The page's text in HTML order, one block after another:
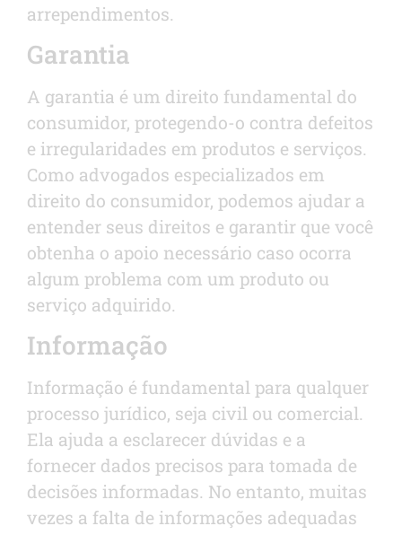
arrependimentos.
Garantia
A garantia é um direito fundamental do
consumidor, protegendo-o contra defeitos
e irregularidades em produtos e serviços.
Como advogados especializados em
direito do consumidor, podemos ajudar a
entender seus direitos e garantir que você
obtenha o apoio necessário caso ocorra
algum problema com um produto ou
serviço adquirido.
Informação
Informação é fundamental para qualquer
processo jurídico, seja civil ou comercial.
Ela ajuda a esclarecer dúvidas e a
fornecer dados precisos para tomada de
decisões informadas. No entanto, muitas
vezes a falta de informações adequadas